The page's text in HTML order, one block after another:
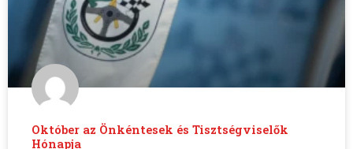
Október az Önkéntesek és Tisztségviselők
Hónapja